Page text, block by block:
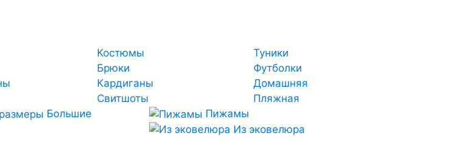
Костюмы
Туники
Брюки
Футболки
Кардиганы
Домашняя
Свитшоты
Пляжная
Большие
Пижамы
Из эковелюра